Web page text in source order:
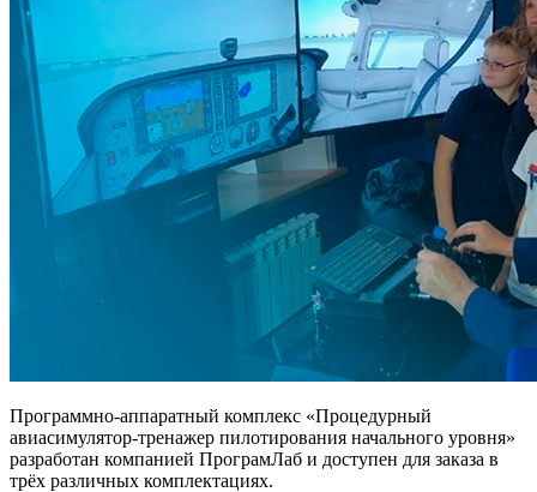
Программно-аппаратный комплекс «Процедурный
авиасимулятор-тренажер пилотирования начального уровня»
разработан компанией ПрограмЛаб и доступен для заказа в
трёх различных комплектациях.